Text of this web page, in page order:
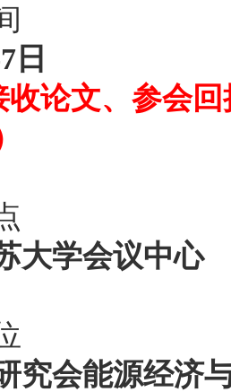
日
收论文、参会
大学会议中心
究会能源经济